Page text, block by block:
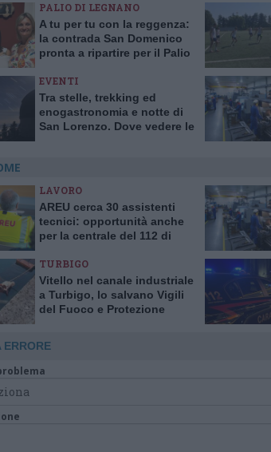
PALIO DI LEGNANO
A tu per tu con la reggenza:
la contrada San Domenico
pronta a ripartire per il Palio
EVENTI
Tra stelle, trekking ed
enogastronomia e notte di
San Lorenzo. Dove vedere le
LAVORO
AREU cerca 30 assistenti
tecnici: opportunità anche
per la centrale del 112 di
TURBIGO
Vitello nel canale industriale
a Turbigo, lo salvano Vigili
del Fuoco e Protezione
ERRORE